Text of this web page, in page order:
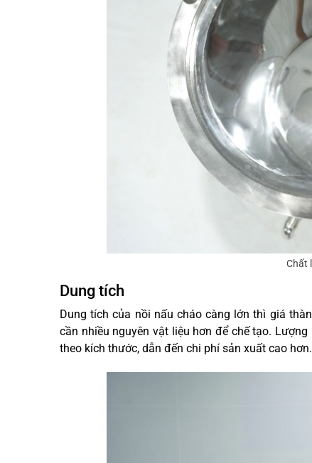
Chất
Dung tích
Dung tích của nồi nấu cháo càng lớn thì giá
cần nhiều nguyên vật liệu hơn để chế tạo.
theo kích thước, dẫn đến chi phí sản xuất cao hơn.